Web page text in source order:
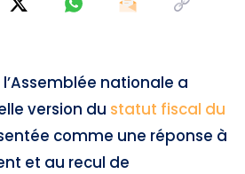
l’Assemblée nationale a
version du statut fiscal du
comme une réponse à
et au recul de